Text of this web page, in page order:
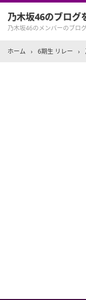
乃木坂46のブログ
乃木坂46のメンバーのブロ
ホーム › 6期生 リレー ›